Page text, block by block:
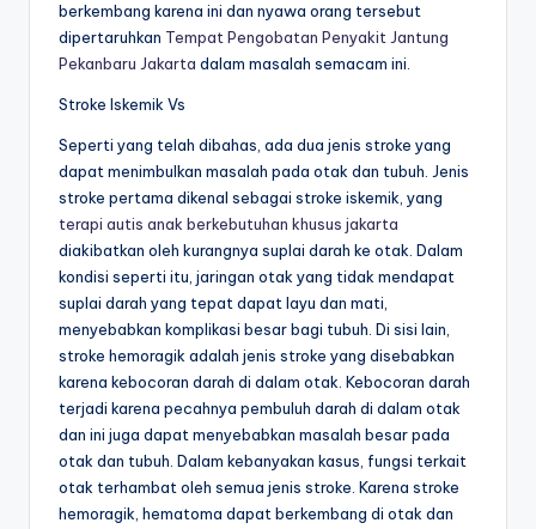
berkembang karena ini dan nyawa orang tersebut
dipertaruhkan Tempat Pengobatan Penyakit Jantung
Pekanbaru Jakarta dalam masalah semacam ini.
Stroke Iskemik Vs
Seperti yang telah dibahas, ada dua jenis stroke yang
dapat menimbulkan masalah pada otak dan tubuh. Jenis
stroke pertama dikenal sebagai stroke iskemik, yang
terapi autis anak berkebutuhan khusus jakarta
diakibatkan oleh kurangnya suplai darah ke otak. Dalam
kondisi seperti itu, jaringan otak yang tidak mendapat
suplai darah yang tepat dapat layu dan mati,
menyebabkan komplikasi besar bagi tubuh. Di sisi lain,
stroke hemoragik adalah jenis stroke yang disebabkan
karena kebocoran darah di dalam otak. Kebocoran darah
terjadi karena pecahnya pembuluh darah di dalam otak
dan ini juga dapat menyebabkan masalah besar pada
otak dan tubuh. Dalam kebanyakan kasus, fungsi terkait
otak terhambat oleh semua jenis stroke. Karena stroke
hemoragik, hematoma dapat berkembang di otak dan